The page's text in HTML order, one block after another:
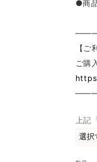
●商
【ご
ご購
上記